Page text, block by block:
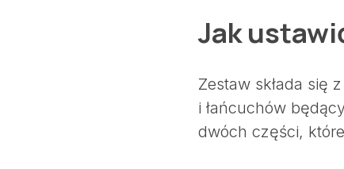
Jak
Zestaw składa się
i łańcuchów
dwóch części,